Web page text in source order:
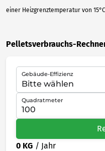
einer Heizgrenztemperatur von
Pelletsverbrauchs-
Gebäude-Effizienz
Quadratmeter
0 KG / Jahr